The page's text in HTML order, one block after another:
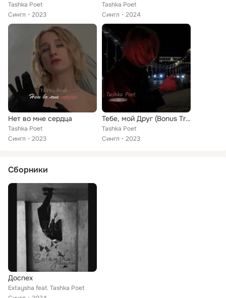
Tashka Poet
Сингл
2023
Tashka Poet
Сингл
2024
Нет во мне сердца
Tashka Poet
Сингл
2023
Тебе, мой Друг (Bonus Track)
Tashka Poet
Сингл
2023
Сборники
Доспех
Extaysha feat. Tashka Poet